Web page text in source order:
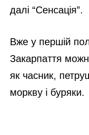
далі “Сенсація”.
Вже у першій
Закарпаття
як часник,
моркву і буряки.